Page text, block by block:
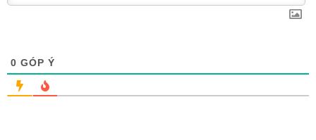
0 GÓP Ý